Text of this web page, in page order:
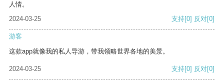
人情。
2024-03-25
支持[0] 反对[0]
游客
这款app就像我的私人导游，带我领略世界各地的美景。
2024-03-25 支持[0] 反对[0]